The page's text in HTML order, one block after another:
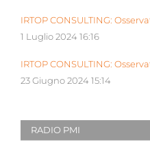
IRTOP CONSULTING:
1 Luglio 2024 16:16
IRTOP CONSULTING:
23 Giugno 2024 15:14
RADIO PMI